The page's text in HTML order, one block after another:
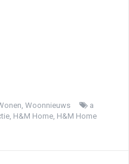
, Woonnieuws
a
, H&M Home, H&M Home